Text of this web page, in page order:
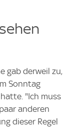
gab derweil zu,
Sonntag
"Ich muss
anderen
dieser Regel